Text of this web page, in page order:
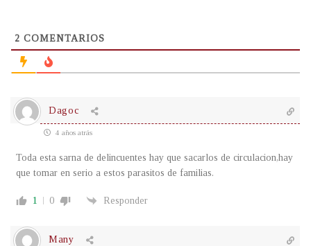
2 COMENTARIOS
Dagoc
4 años atrás
Toda esta sarna de delincuentes hay que sacarlos de circulacion,hay
que tomar en serio a estos parasitos de familias.
1 0 Responder
Many